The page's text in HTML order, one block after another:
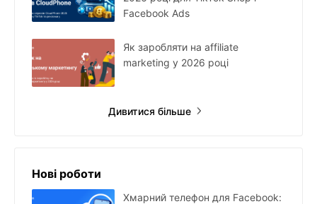
Facebook Ads
Як заробляти на affiliate
marketing у 2026 році
Дивитися більше
Нові роботи
Хмарний телефон для Facebook: